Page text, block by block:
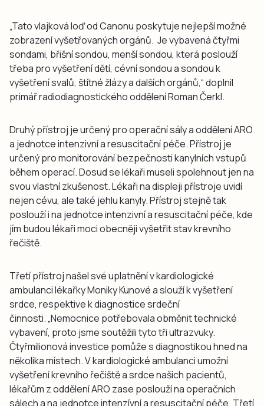
„Tato vlajková loď od Canonu poskytuje nejlepší možné
zobrazení vyšetřovaných orgánů. Je vybavená čtyřmi
sondami, břišní sondou, menší sondou, která poslouží
třeba pro vyšetření dětí, cévní sondou a sondou k
vyšetření svalů, štítné žlázy a dalších orgánů,“ doplnil
primář radiodiagnostického oddělení Roman Čerkl.
Druhý přístroj je určený pro operační sály a oddělení ARO
a jednotce intenzivní a resuscitační péče. Přístroj je
určený pro monitorování bezpečnosti kanylních vstupů
během operací. Dosud se lékaři museli spolehnout jen na
svou vlastní zkušenost. Lékaři na displeji přístroje uvidí
nejen cévu, ale také jehlu kanyly. Přístroj stejně tak
poslouží i na jednotce intenzivní a resuscitační péče, kde
jím budou lékaři moci obecněji vyšetřit stav krevního
řečiště.
Třetí přístroj našel své uplatnění v kardiologické
ambulanci lékařky Moniky Kunové a slouží k vyšetření
srdce, respektive k diagnostice srdeční
činnosti. „Nemocnice potřebovala obměnit technické
vybavení, proto jsme soutěžili tyto tři ultrazvuky.
Čtyřmilionová investice pomůže s diagnostikou hned na
několika místech. V kardiologické ambulanci umožní
vyšetření krevního řečiště a srdce našich pacientů,
lékařům z oddělení ARO zase poslouží na operačních
sálech a na jednotce intenzívní a resuscitační péče. Třetí